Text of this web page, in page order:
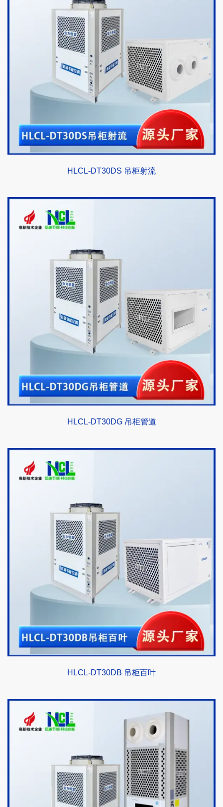
HLCL-DT30DS 吊柜射流
HLCL-DT30DG 吊柜管道
HLCL-DT30DB 吊柜百叶